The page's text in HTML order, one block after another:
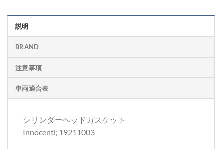
説明
BRAND
注意事項
車両適合表
シリンダーヘッドガスケット
Innocenti; 19211003